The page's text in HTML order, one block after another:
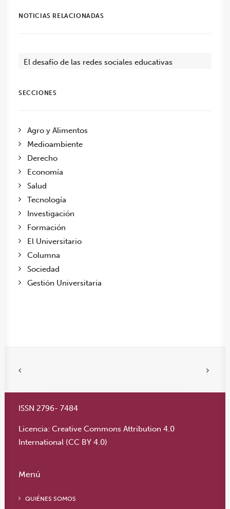
NOTICIAS RELACIONADAS
El desafío de las redes sociales educativas
SECCIONES
Agro y Alimentos
Medioambiente
Derecho
Economía
Salud
Tecnología
Investigación
Formación
El Universitario
Columna
Sociedad
Gestión Universitaria
ISSN 2796- 7484
Licencia: Creative Commons Attribution 4.0
International (CC BY 4.0)
Menú
QUIÉNES SOMOS